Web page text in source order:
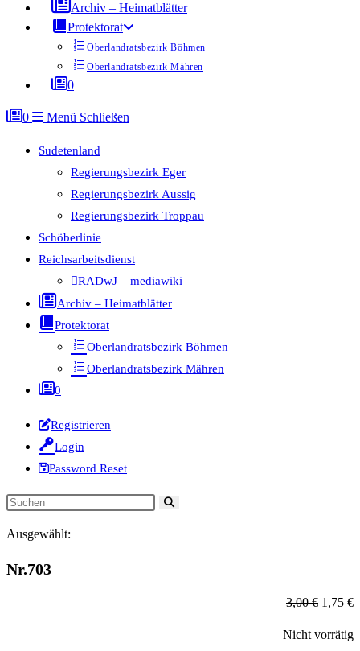
Archiv – Heimatblätter
Protektorat
Oberlandratsbezirk Böhmen
Oberlandratsbezirk Mähren
0
0 Menü Schließen
Sudetenland
Regierungsbezirk Eger
Regierungsbezirk Aussig
Regierungsbezirk Troppau
Schöberlinie
Reichsarbeitsdienst
RADwJ – mediawiki
Archiv – Heimatblätter
Protektorat
Oberlandratsbezirk Böhmen
Oberlandratsbezirk Mähren
0
Registrieren
Login
Password Reset
Diese
durchsuchen
Ausgewählt:
Nr.703
3,00€
war:
1,75 €
Nicht vorrätig